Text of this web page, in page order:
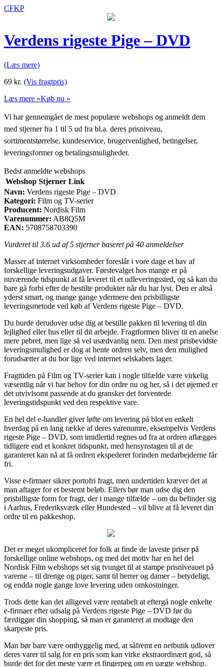
CFKP
Verdens rigeste Pige – DVD
(Læs mere)
69 kr. (Vis fragtpris)
Læs mere »Køb nu »
Vi har gennemgået de mest populære webshops og anmeldt dem
med stjerner fra 1 til 5 ud fra bl.a. deres prisniveau,
sortimentstørrelse, kundeservice, brugervenlighed, betingelser,
leveringsformer og betalingsmuligheder.
Bedst anmeldte webshops
Webshop Stjerner Link
Navn: Verdens rigeste Pige – DVD
Kategori: Film og TV-serier
Producent: Nordisk Film
Varenummer: AB8Q5M
EAN: 5708758703390
Vurderet til 3.6 ud af 5 stjerner baseret på 40 anmeldelser
Masser af internet virksomheder foreslår i vore dage et hav af
forskellige leveringsudgaver. Førstevalget hos mange er på
nuværende tidspunkt at få leveret til et udleveringssted, og så kan du
bare gå forbi efter de bestilte produkter når du har lyst. Den er altså
yderst smart, og mange gange ydermere den prisbilligste
leveringsmetode ved køb af Verdens rigeste Pige – DVD.
Du burde derudover udse dig at bestille pakken til levering til din
lejlighed eller hus eller til dit arbejde. Fragtformen bliver tit en anelse
mere pebret, men lige så vel usædvanlig nem. Den mest prisbevidste
leveringsmulighed er dog at hente ordren selv, men den mulighed
forudsætter at du bor lige ved internet selskabets lager.
Fragttiden på Film og TV-serier kan i nogle tilfælde være virkelig
væsentlig når vi har behov for din ordre nu og her, så i det øjemed er
det utvivlsomt passende at du gransker det forventede
leveringstidspunkt ved den respektive vare.
En hel del e-handler giver løfte om levering på blot en enkelt
hverdag på en lang række af deres varenumre, eksempelvis Verdens
rigeste Pige – DVD, som imidlertid regnes ud fra at ordren aflægges
tidligere end et konkret tidspunkt, med hensynstagen til at de
garanteret kan nå at få ordren ekspederet forinden medarbejderne får
fri.
Visse e-firmaer sikrer portofri fragt, men undertiden kræver det at
man aftager for et bestemt beløb. Ellers bør man udse dig den
prisbilligste form for fragt, der i mange tilfælde – om du befinder sig
i Aarhus, Frederiksværk eller Hundested – vil blive at få leveret din
ordre til en pakkeshop.
Det er meget ukompliceret for folk at finde de laveste priser på
forskellige online webshops, og med det motiv har en hel del
Nordisk Film webshops set sig tvunget til at stampe prisniveauet på
varerne – til drenge og piger, samt til herrer og damer – betydeligt,
og endda nogle gange love levering uden omkostninger.
Trods dette kan det alligevel være rentabelt at eftergå nogle enkelte
e-firmaer efter udsalg på Verdens rigeste Pige – DVD før du
færdiggør din shopping, så man er garanteret at modtage den
skarpeste pris.
Man bør bare være omhyggelig med, at såfremt en netbutik udlover
deres varer til salg for en pris som kan virke ekstraordinært god, så
burde det for det meste være et fingerpeg om en uægte webshop.